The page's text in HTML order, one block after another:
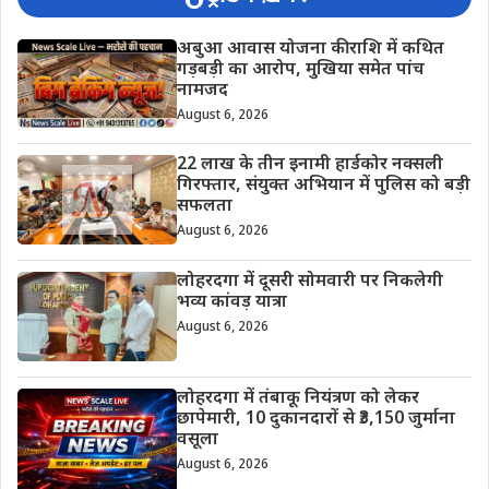
अबुआ आवास योजना की राशि में कथित
गड़बड़ी का आरोप, मुखिया समेत पांच
नामजद
August 6, 2026
22 लाख के तीन इनामी हार्डकोर नक्सली
गिरफ्तार, संयुक्त अभियान में पुलिस को बड़ी
सफलता
August 6, 2026
लोहरदगा में दूसरी सोमवारी पर निकलेगी
भव्य कांवड़ यात्रा
August 6, 2026
लोहरदगा में तंबाकू नियंत्रण को लेकर
छापेमारी, 10 दुकानदारों से ₹3,150 जुर्माना
वसूला
August 6, 2026